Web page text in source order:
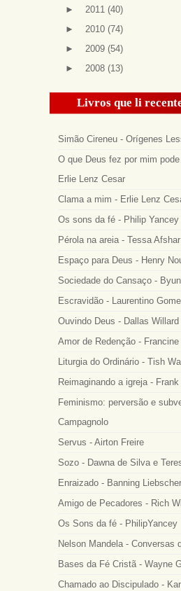
►
2011 (40)
►
2010 (74)
►
2009 (54)
►
2008 (13)
Livros que li
Simão Cireneu - Orígenes
O que Deus fez por mim
Erlie Lenz Cesar
Clama a mim - Erlie Lenz
Os sons da fé - Philip Yancey
Pérola na areia - Tessa Afshar
Espaço para Deus - Henry
Sociedade do Cansaço -
Escravidão - Laurentino
Ouvindo Deus - Dallas Willard
Amor de Redenção - Francine
Liturgia do Ordinário - Tish
Reimaginando a igreja -
Feminismo: perversão e
Campagnolo
Servus - Airton Freire
Sozo - Dawna de Silva e
Enraizado - Banning Liebscher
Amigo de Pecadores - Rich
Os Sons da fé - PhilipYancey
Nelson Mandela - Conversas
Bases da Fé Cristã - Wayne
Chamado ao Discipulado -